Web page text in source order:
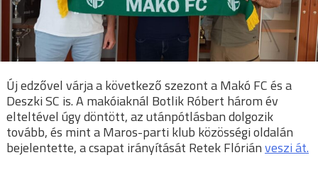
Új edzővel várja a következő szezont a Makó FC és a
Deszki SC is. A makóiaknál Botlik Róbert három év
elteltével úgy döntött, az utánpótlásban dolgozik
tovább, és mint a Maros-parti klub közösségi oldalán
bejelentette, a csapat irányítását Retek Flóriánveszi át.